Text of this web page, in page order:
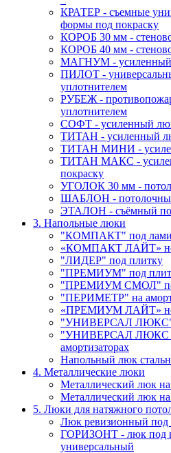
КРАТЕР - съемные
формы под покраску
КОРОБ 30 мм -
КОРОБ 40 мм -
МАГНУМ - усиленный
ПИЛОТ -
уплотнителем
РУБЕЖ -
уплотнителем
СОФТ - усиленный
ТИТАН - усиленный
ТИТАН МИНИ -
ТИТАН МАКС -
покраску
УГОЛОК 30 мм -
ШАБЛОН -
ЭТАЛОН - съёмный
3. Напольные люки
"КОМПАКТ" под
«КОМПАКТ ЛАЙТ»
"ЛИДЕР" под плитку
"ПРЕМИУМ" под
"ПРЕМИУМ СМОЛ"
"ПЕРИМЕТР" на
«ПРЕМИУМ ЛАЙТ»
"УНИВЕРСАЛ ЛЮКС"
"УНИВЕРСАЛ ЛЮКС
амортизаторах
Напольный люк
4. Металлические люки
Металлический люк на
Металлический люк
5. Люки для натяжного
Люк ревизионный под
ГОРИЗОНТ - люк под
универсальный